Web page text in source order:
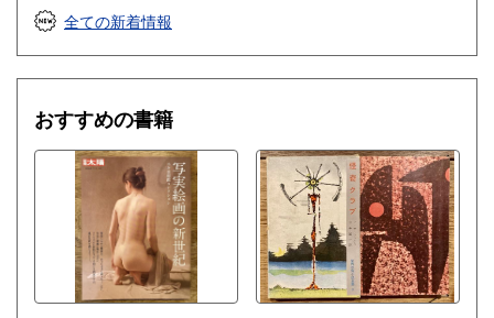
全ての新着情報
おすすめの書籍